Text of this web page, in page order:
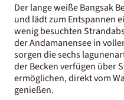
Der lange weiße Bangsak
und lädt zum Entspannen
wenig besuchten
der Andamanensee in
sorgen die sechs
der Becken verfügen über
ermöglichen, direkt vom
genießen.